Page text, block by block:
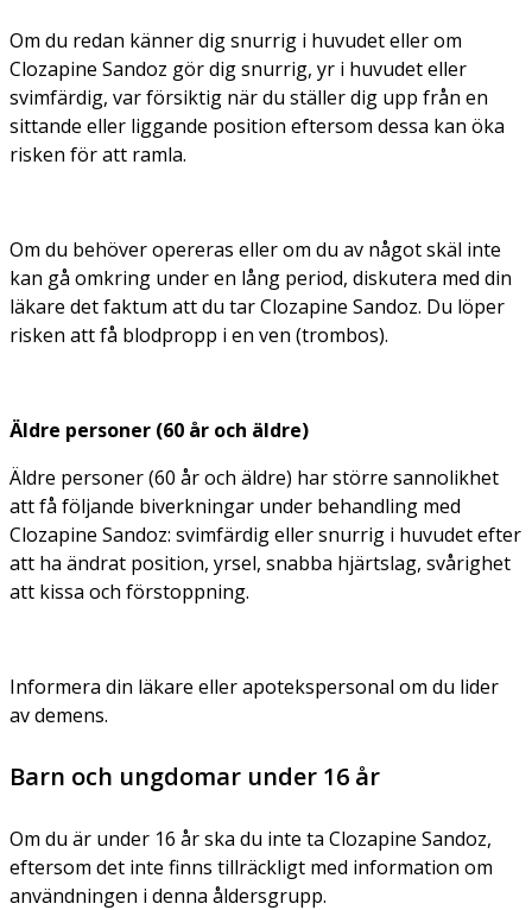
Om du redan känner dig snurrig i huvudet eller om
Clozapine Sandoz gör dig snurrig, yr i huvudet eller
svimfärdig, var försiktig när du ställer dig upp från en
sittande eller liggande position eftersom dessa kan öka
risken för att ramla.
Om du behöver opereras eller om du av något skäl inte
kan gå omkring under en lång period, diskutera med din
läkare det faktum att du tar Clozapine Sandoz. Du löper
risken att få blodpropp i en ven (trombos).
Äldre personer (60 år och äldre)
Äldre personer (60 år och äldre) har större sannolikhet
att få följande biverkningar under behandling med
Clozapine Sandoz: svimfärdig eller snurrig i huvudet efter
att ha ändrat position, yrsel, snabba hjärtslag, svårighet
att kissa och förstoppning.
Informera din läkare eller apotekspersonal om du lider
av demens.
Barn och ungdomar under 16 år
Om du är under 16 år ska du inte ta Clozapine Sandoz,
eftersom det inte finns tillräckligt med information om
användningen i denna åldersgrupp.